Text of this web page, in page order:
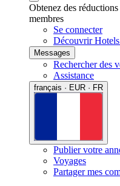
Obtenez des
membres
Se connecter
Découvrir
Messages
Rechercher des
Assistance
français · EUR · FR
Publier votre
Voyages
Partager mes